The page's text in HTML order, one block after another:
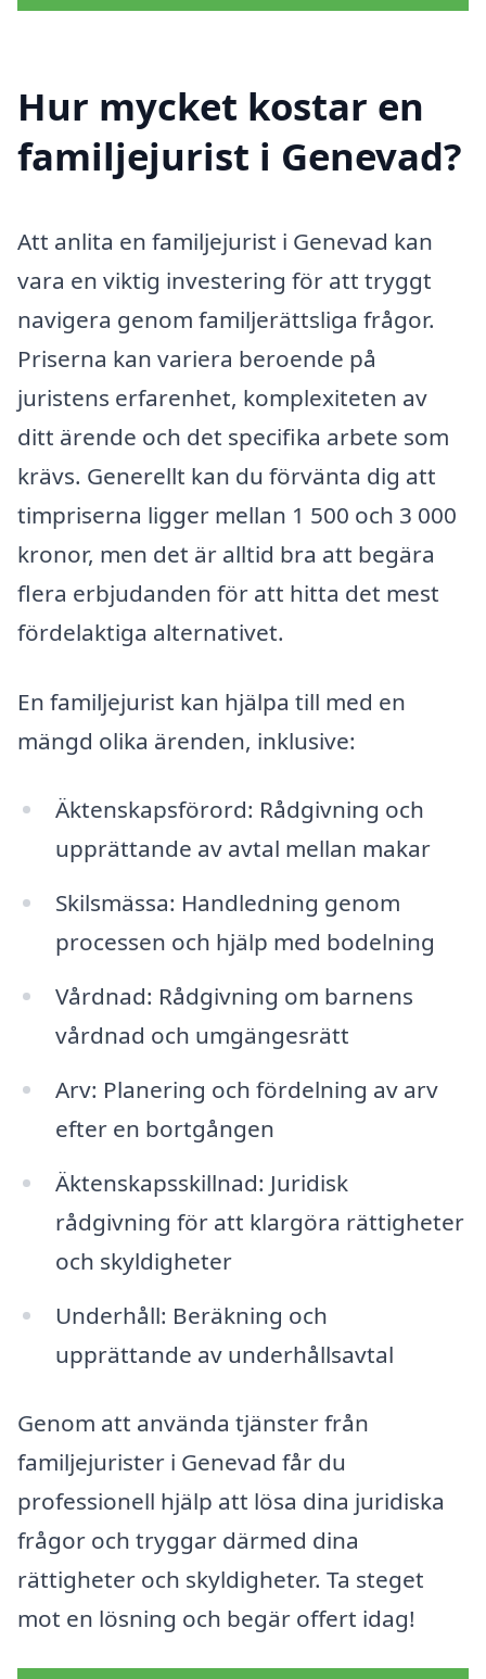
Hur mycket kostar en
familjejurist i Genevad?
Att anlita en familjejurist i Genevad kan
vara en viktig investering för att tryggt
navigera genom familjerättsliga frågor.
Priserna kan variera beroende på
juristens erfarenhet, komplexiteten av
ditt ärende och det specifika arbete som
krävs. Generellt kan du förvänta dig att
timpriserna ligger mellan 1 500 och 3 000
kronor, men det är alltid bra att begära
flera erbjudanden för att hitta det mest
fördelaktiga alternativet.
En familjejurist kan hjälpa till med en
mängd olika ärenden, inklusive:
Äktenskapsförord: Rådgivning och
upprättande av avtal mellan makar
Skilsmässa: Handledning genom
processen och hjälp med bodelning
Vårdnad: Rådgivning om barnens
vårdnad och umgängesrätt
Arv: Planering och fördelning av arv
efter en bortgången
Äktenskapsskillnad: Juridisk
rådgivning för att klargöra rättigheter
och skyldigheter
Underhåll: Beräkning och
upprättande av underhållsavtal
Genom att använda tjänster från
familjejurister i Genevad får du
professionell hjälp att lösa dina juridiska
frågor och tryggar därmed dina
rättigheter och skyldigheter. Ta steget
mot en lösning och begär offert idag!